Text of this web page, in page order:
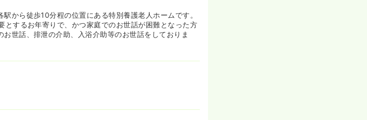
から徒歩10分程の位置にある特別養護老人ホームです。
とするお年寄りで、かつ家庭でのお世話が困難となった方
世話、排泄の介助、入浴介助等のお世話をしておりま